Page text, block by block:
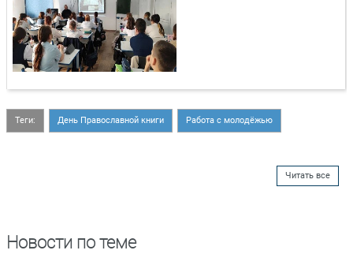
Теги: День Православной книги Работа с молодёжью
Читать все
Новости по теме